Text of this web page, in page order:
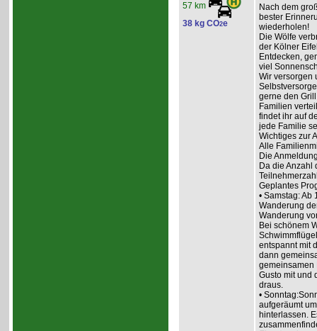
57 km
38 kg CO2e
Nach dem
bester
wiederholen!
Die Wölfe
der Kölner
Entdecken,
viel
Wir versorgen
gerne den
Familien
findet ihr auf
jede Familie
Wichtiges zur
Alle
Die
Da die Anzahl
Geplantes
• Samstag: Ab
Wanderung
Wanderung
Bei schönem
entspannt mit
dann
gemeinsamen
Gusto mit und
draus.
•
aufgeräumt
hinterlassen.